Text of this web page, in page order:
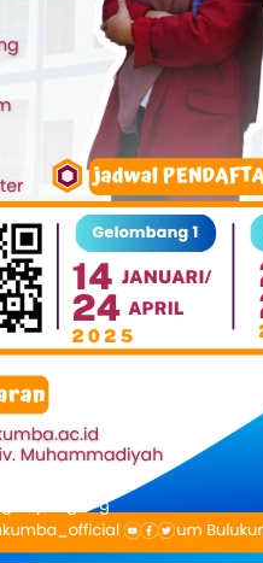
6 7 8 9